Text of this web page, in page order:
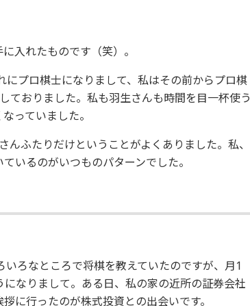
入れたものです（笑）。
プロ棋士になりまして、私はその前からプロ棋
ておりました。私も羽生さんも時間を目一杯使う
っていました。
ふたりだけということがよくありました。私、
いるのがいつものパターンでした。
ろなところで将棋を教えていたのですが、月1
なりまして。ある日、私の家の近所の証券会社
に行ったのが株式投資との出会いです。